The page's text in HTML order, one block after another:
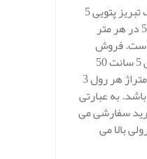
قیمت عایق پشم سنگ تبریز پتویی 5
سانتی متر دانسیته 50 در هر متر
تومان است. فروش
عایق پشم سنگ پتویی 5 سانت 50
رولی انجام می شود و متراژ هر رول 3
متر می باشد. به عبارتی
سفارشی می
بالا می